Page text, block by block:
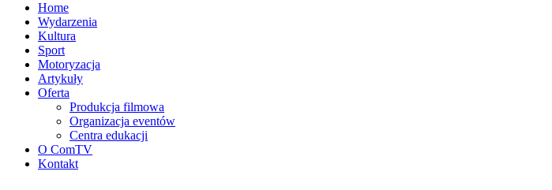
Home
Wydarzenia
Kultura
Sport
Motoryzacja
Artykuły
Oferta
Produkcja filmowa
Organizacja eventów
Centra edukacji
O ComTV
Kontakt